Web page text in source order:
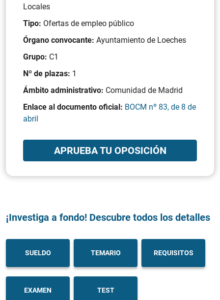
Locales
Tipo: Ofertas de empleo público
Órgano convocante: Ayuntamiento de Loeches
Grupo: C1
Nº de plazas: 1
Ámbito administrativo: Comunidad de Madrid
Enlace al documento oficial: BOCM nº 83, de 8 de
abril
APRUEBA TU OPOSICIÓN
¡Investiga a fondo! Descubre todos los detalles
SUELDO TEMARIO REQUISITOS
EXAMEN TEST